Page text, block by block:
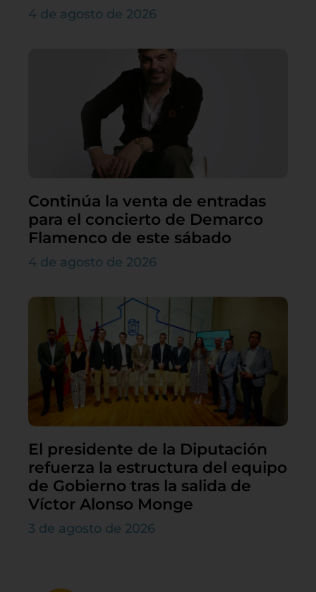
4 de agosto de 2026
Continúa la venta de entradas
para el concierto de Demarco
Flamenco de este sábado
4 de agosto de 2026
El presidente de la Diputación
refuerza la estructura del equipo
de Gobierno tras la salida de
Víctor Alonso Monge
3 de agosto de 2026